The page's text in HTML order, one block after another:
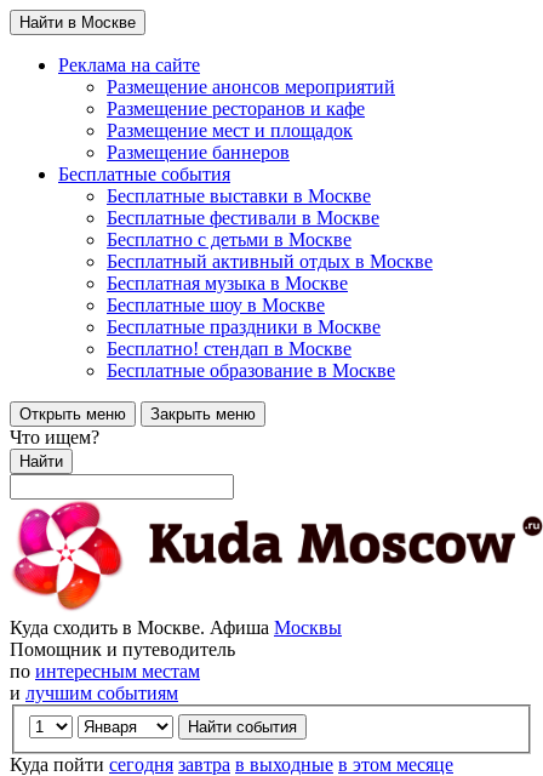
Найти в Москве
Реклама на сайте
Размещение анонсов мероприятий
Размещение ресторанов и кафе
Размещение мест и площадок
Размещение баннеров
Бесплатные события
Бесплатные выставки в Москве
Бесплатные фестивали в Москве
Бесплатно с детьми в Москве
Бесплатный активный отдых в Москве
Бесплатная музыка в Москве
Бесплатные шоу в Москве
Бесплатные праздники в Москве
Бесплатно! стендап в Москве
Бесплатные образование в Москве
Открыть меню Закрыть меню
Что ищем?
Найти
Куда сходить в Москве. Афиша Москвы
Помощник и путеводитель
по интересным местам
и лучшим событиям
Куда пойти сегодня завтра в выходные в этом месяце